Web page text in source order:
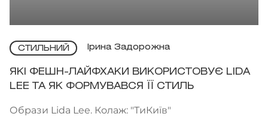
СТИЛЬНИЙ Ірина Задорожна
ЯКІ ФЕШН-ЛАЙФХАКИ ВИКОРИСТОВУЄ LIDA
LEE ТА ЯК ФОРМУВАВСЯ ЇЇ СТИЛЬ
Образи Lida Lee. Колаж: "ТиКиїв"